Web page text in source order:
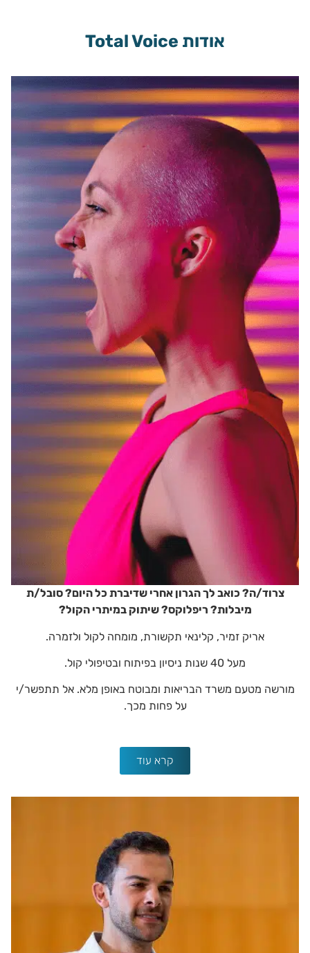
אודות Total Voice
צרוד/ה? כואב לך הגרון אחרי שדיברת כל היום? סובל/ת
מיבלות? ריפלוקס? שיתוק במיתרי הקול?
אריק זמיר, קלינאי תקשורת, מומחה לקול ולזמרה.
מעל 40 שנות ניסיון בפיתוח ובטיפולי קול.
מורשה מטעם משרד הבריאות ומבוטח באופן מלא. אל תתפשר/י
על פחות מכך.
קרא עוד